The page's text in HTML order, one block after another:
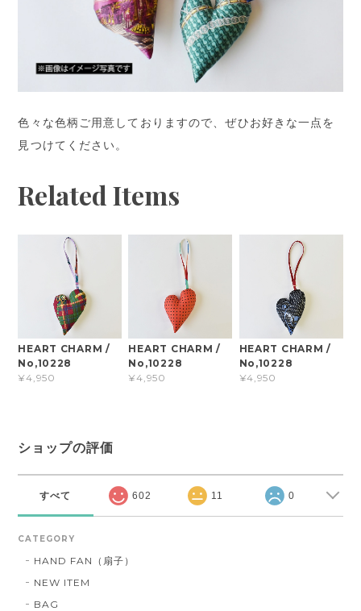
色々な色柄ご用意しておりますので、ぜひお好きな一点を
見つけてください。
Related Items
HEART CHARM /
No,10228
¥4,950
HEART CHARM /
No,10228
¥4,950
HEART CHARM /
No,10228
¥4,950
ショップの評価
すべて 602 11 0
CATEGORY
HAND FAN（扇子）
NEW ITEM
BAG